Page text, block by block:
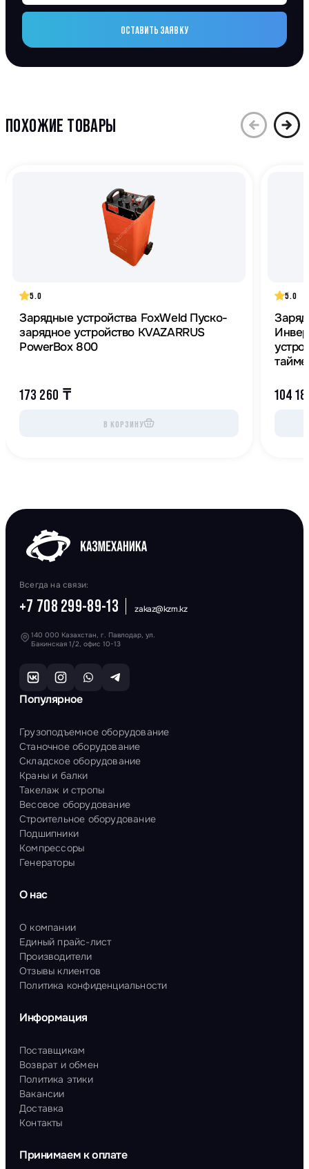
ОСТАВИТЬ ЗАЯВКУ
ПОХОЖИЕ ТОВАРЫ
5.0
Зарядные устройства FoxWeld Пуско-
зарядное устройство KVAZARRUS
PowerBox 800
173 260 ₸
В КОРЗИНУ
5.0
104
Всегда на связи:
+7 708 299-89-13 zakaz@kzm.kz
140 000 Казахстан, г. Павлодар, ул.
Бакинская 1/2, офис 10-13
Популярное
Грузоподъемное оборудование
Станочное оборудование
Складское оборудование
Краны и балки
Такелаж и стропы
Весовое оборудование
Строительное оборудование
Подшипники
Компрессоры
Генераторы
О нас
О компании
Единый прайс-лист
Производители
Отзывы клиентов
Политика конфиденциальности
Информация
Поставщикам
Возврат и обмен
Политика этики
Вакансии
Доставка
Контакты
Принимаем к оплате